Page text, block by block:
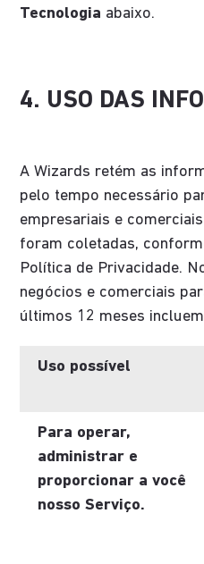
Tecnologia abaixo.
4. USO DAS
A Wizards retém as
pelo tempo necessário
empresariais e
foram coletadas,
Política de Privacidade.
negócios e comerciais
últimos 12 meses
Uso possível
Para operar,
administrar e
proporcionar a você
nosso Serviço.